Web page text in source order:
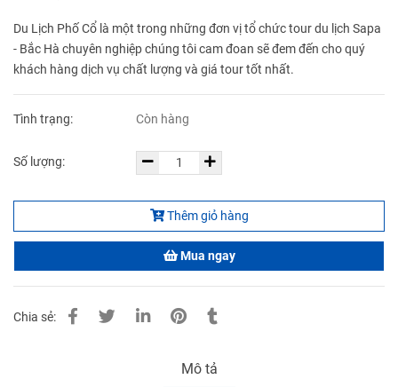
Du Lịch Phố Cổ là một trong những đơn vị tổ chức tour du lịch Sapa
- Bắc Hà chuyên nghiệp chúng tôi cam đoan sẽ đem đến cho quý
khách hàng dịch vụ chất lượng và giá tour tốt nhất.
Tình trạng: Còn hàng
Số lượng:
Thêm giỏ hàng
Mua ngay
Chia sẻ:
Mô tả